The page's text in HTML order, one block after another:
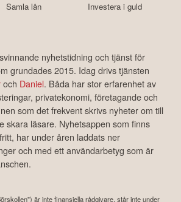
Samla lån
Investera i guld
nyhetstidning och tjänst för
grundades 2015. Idag drivs tjänsten
och Daniel. Båda har stor erfarenhet av
privatekonomi, företagande och
som det frekvent skrivs nyheter om till
skara läsare. Nyhetsappen som finns
har under åren laddats ner
och med ett användarbetyg som är
är inte finansiella rådgivare, står inte under